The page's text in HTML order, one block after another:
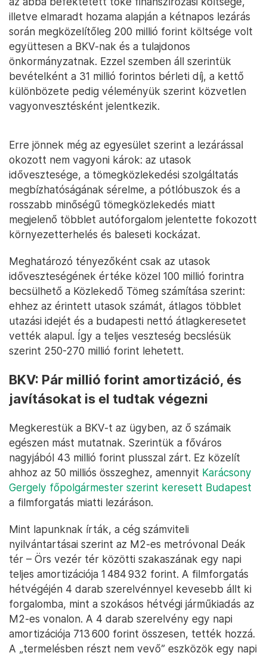
illetve elmaradt hozama alapján a kétnapos lezárás
során megközelítőleg 200 millió forint költsége volt
együttesen a BKV-nak és a tulajdonos
önkormányzatnak. Ezzel szemben áll szerintük
bevételként a 31 millió forintos bérleti díj, a kettő
különbözete pedig véleményük szerint közvetlen
vagyonvesztésként jelentkezik.
Erre jönnek még az egyesület szerint a lezárással
okozott nem vagyoni károk: az utasok
idővesztesége, a tömegközlekedési szolgáltatás
megbízhatóságának sérelme, a pótlóbuszok és a
rosszabb minőségű tömegközlekedés miatt
megjelenő többlet autóforgalom jelentette fokozott
környezetterhelés és baleseti kockázat.
Meghatározó tényezőként csak az utasok
időveszteségének értéke közel 100 millió forintra
becsülhető a Közlekedő Tömeg számítása szerint:
ehhez az érintett utasok számát, átlagos többlet
utazási idejét és a budapesti nettó átlagkeresetet
vették alapul. Így a teljes veszteség becslésük
szerint 250-270 millió forint lehetett.
BKV: Pár millió forint amortizáció, és
javításokat is el tudtak végezni
Megkerestük a BKV-t az ügyben, az ő számaik
egészen mást mutatnak. Szerintük a főváros
nagyjából 43 millió forint plusszal zárt. Ez közelít
ahhoz az 50 milliós összeghez, amennyit Karácsony
Gergely főpolgármester szerint keresett Budapest
a filmforgatás miatti lezáráson.
Mint lapunknak írták, a cég számviteli
nyilvántartásai szerint az M2-es metróvonal Deák
tér – Örs vezér tér közötti szakaszának egy napi
teljes amortizációja 1 484 932 forint. A filmforgatás
hétvégéjén 4 darab szerelvénnyel kevesebb állt ki
forgalomba, mint a szokásos hétvégi járműkiadás az
M2-es vonalon. A 4 darab szerelvény egy napi
amortizációja 713 600 forint összesen, tették hozzá.
A „termelésben részt nem vevő” eszközök egy napi